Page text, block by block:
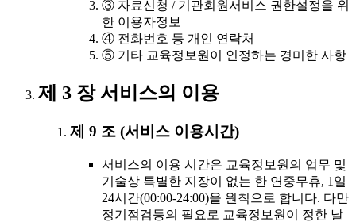
③ 자료신청 / 기관회원서비스 권한설정을 위
한 이용자정보
④ 전화번호 등 개인 연락처
⑤ 기타 교육정보원이 인정하는 경미한 사항
제 3 장 서비스의 이용
제 9 조 (서비스 이용시간)
서비스의 이용 시간은 교육정보원의 업무 및
기술상 특별한 지장이 없는 한 연중무휴, 1일
24시간(00:00-24:00)을 원칙으로 합니다. 다만
정기점검등의 필요로 교육정보원이 정한 날